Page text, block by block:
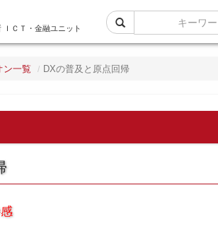
ＩＣＴ・金融ユニット
ン一覧 DXの普及と原点回帰